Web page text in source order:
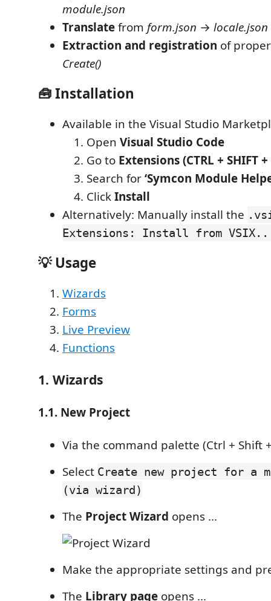
module.json
Translatefrom form.json → locale.json
Extraction and registration of
Create()
🧰 Installation
Available in the Visual Studio
Open Visual Studio Code
Go to Extensions (CTRL + SHIFT +
Search for‘Symcon Module
ClickInstall
Alternatively: Manually install the
Extensions: Install from
💡 Usage
Wizards
Forms
Live Preview
Functions
1. Wizards
1.1. New Project
Via the command palette (Ctrl + Shift
Select Create new project for a
(via wizard)
The Project Wizard opens ...
Make the appropriate settings and
The Library page opens ...